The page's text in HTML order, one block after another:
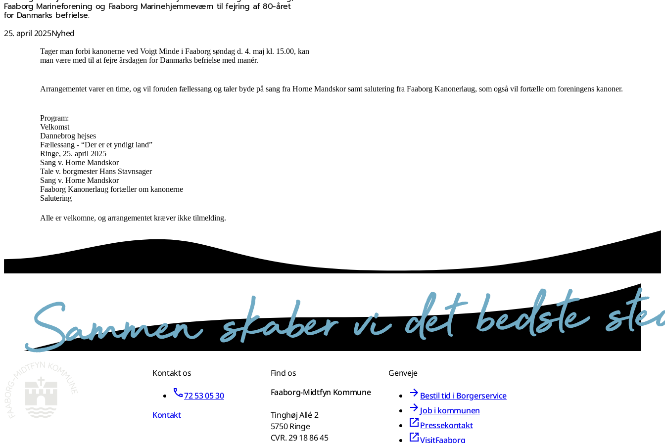
Faaborg Marineforening og Faaborg Marinehjemmeværn til fejring af 80-året
for Danmarks befrielse.
25. april 2025Nyhed
Tager man forbi kanonerne ved Voigt Minde i Faaborg søndag d. 4. maj kl. 15.00, kan
man være med til at fejre årsdagen for Danmarks befrielse med manér.
Arrangementet varer en time, og vil foruden fællessang og taler byde på sang fra Horne Mandskor samt salutering fra Faaborg Kanonerlaug, som også vil fortælle om foreningens kanoner.
Program:
Velkomst
Dannebrog hejses
Fællessang - “Der er et yndigt land”
Ringe, 25. april 2025
Sang v. Horne Mandskor
Tale v. borgmester Hans Stavnsager
Sang v. Horne Mandskor
Faaborg Kanonerlaug fortæller om kanonerne
Salutering
Alle er velkomne, og arrangementet kræver ikke tilmelding.
Kontakt os
72 53 05 30
Kontakt
Find os
Faaborg-Midtfyn Kommune
Tinghøj Allé 2
5750 Ringe
CVR. 29 18 86 45
Genveje
Bestil tid i Borgerservice
Job i kommunen
Pressekontakt
VisitFaaborg